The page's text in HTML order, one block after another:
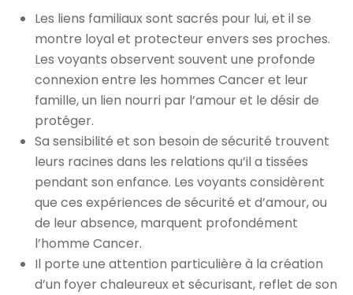
Les liens familiaux sont sacrés pour lui, et il se
montre loyal et protecteur envers ses proches.
Les voyants observent souvent une profonde
connexion entre les hommes Cancer et leur
famille, un lien nourri par l’amour et le désir de
protéger.
Sa sensibilité et son besoin de sécurité trouvent
leurs racines dans les relations qu’il a tissées
pendant son enfance. Les voyants considèrent
que ces expériences de sécurité et d’amour, ou
de leur absence, marquent profondément
l’homme Cancer.
Il porte une attention particulière à la création
d’un foyer chaleureux et sécurisant, reflet de son